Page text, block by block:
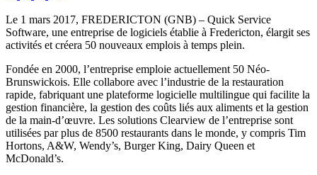
Facebook
LinkedIn
X
(Twitter)
Email
Le 1 mars 2017, FREDERICTON (GNB) – Quick Service
Software, une entreprise de logiciels établie à Fredericton, élargit ses
activités et créera 50 nouveaux emplois à temps plein.
Fondée en 2000, l’entreprise emploie actuellement 50 Néo-
Brunswickois. Elle collabore avec l’industrie de la restauration
rapide, fabriquant une plateforme logicielle multilingue qui facilite la
gestion financière, la gestion des coûts liés aux aliments et la gestion
de la main-d’œuvre. Les solutions Clearview de l’entreprise sont
utilisées par plus de 8500 restaurants dans le monde, y compris Tim
Hortons, A&W, Wendy’s, Burger King, Dairy Queen et
McDonald’s.